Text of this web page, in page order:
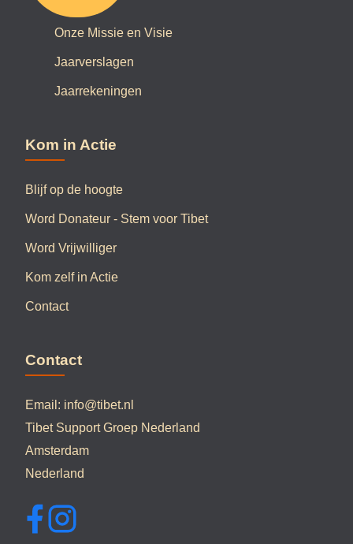
Onze Missie en Visie
Jaarverslagen
Jaarrekeningen
Kom in Actie
Blijf op de hoogte
Word Donateur - Stem voor Tibet
Word Vrijwilliger
Kom zelf in Actie
Contact
Contact
Email: info@tibet.nl
Tibet Support Groep Nederland
Amsterdam
Nederland